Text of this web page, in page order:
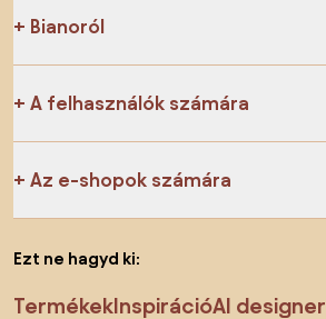
Bianoról
A felhasználók számára
Az e-shopok számára
Ezt ne hagyd ki:
TermékekInspirációAI designer